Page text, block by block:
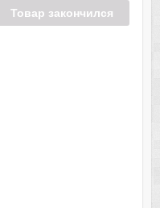
Товар закончился